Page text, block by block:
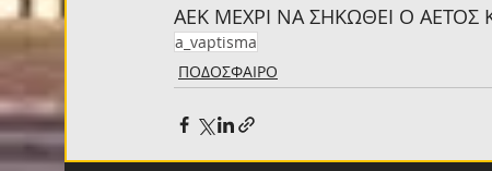
ΑΕΚ ΜΕΧΡΙ ΝΑ ΣΗΚΩΘΕΙ Ο ΑΕΤΟΣ
a_vaptisma
ΠΟΔΟΣΦΑΙΡΟ